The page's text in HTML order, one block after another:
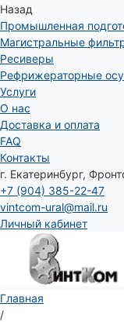
Назад
Промышленная
Магистральные
Ресиверы
Рефрижераторные
Услуги
О нас
Доставка и оплата
FAQ
Контакты
г. Екатеринбург,
+7 (904) 385-22-47
vintcom-ural@mail.ru
Личный кабинет
Главная
/